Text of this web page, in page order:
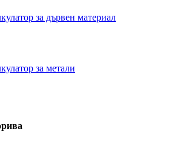
за дървен материал
за метали